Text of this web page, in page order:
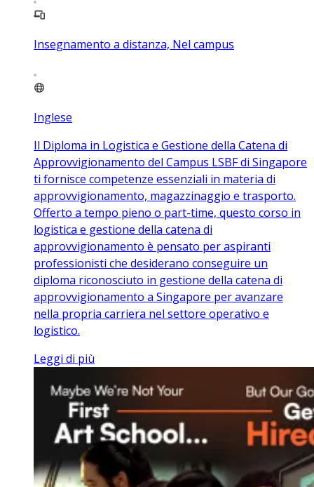
Insegnamento a distanza, Nel campus
Inglese
Il Diploma in Logistica e Gestione della Catena di
Approvvigionamento del Campus LSBF di Singapore
ti fornisce competenze essenziali in materia di
approvvigionamento, magazzinaggio e trasporto.
Offerto a tempo pieno o part-time, questo corso in
logistica e gestione della catena di
approvvigionamento è pensato per aspiranti
professionisti che desiderano conseguire un
diploma riconosciuto in gestione della catena di
approvvigionamento a Singapore per avanzare
nella propria carriera nel settore operativo e
logistico.
Leggi di più